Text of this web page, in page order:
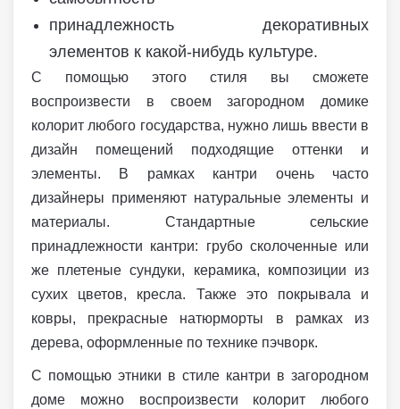
принадлежность декоративных
элементов к какой-нибудь культуре.
С помощью этого стиля вы сможете
воспроизвести в своем загородном домике
колорит любого государства, нужно лишь ввести в
дизайн помещений подходящие оттенки и
элементы. В рамках кантри очень часто
дизайнеры применяют натуральные элементы и
материалы. Стандартные сельские
принадлежности кантри: грубо сколоченные или
же плетеные сундуки, керамика, композиции из
сухих цветов, кресла. Также это покрывала и
ковры, прекрасные натюрморты в рамках из
дерева, оформленные по технике пэчворк.
С помощью этники в стиле кантри в загородном
доме можно воспроизвести колорит любого